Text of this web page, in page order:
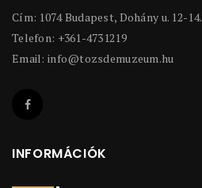
Cím: 1074 Budapest, Dohány u. 12-14.
Telefon: +361-4731219
Email: info@tozsdemuzeum.hu
INFORMÁCIÓK